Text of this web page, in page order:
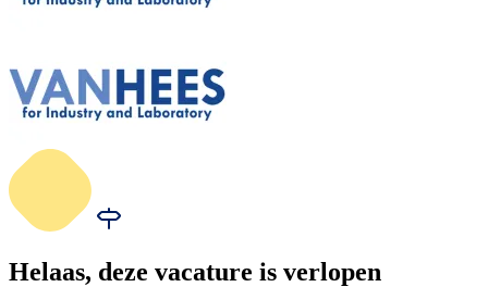
Helaas, deze vacature is verlopen